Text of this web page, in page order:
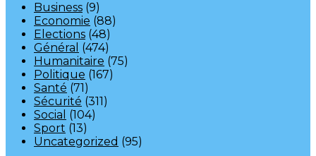
Business (9)
Economie (88)
Elections (48)
Général (474)
Humanitaire (75)
Politique (167)
Santé (71)
Sécurité (311)
Social (104)
Sport (13)
Uncategorized (95)